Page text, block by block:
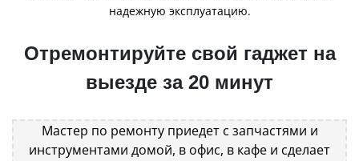
надежную эксплуатацию.
Отремонтируйте свой гаджет на
выезде за 20 минут
Мастер по ремонту приедет с запчастями и
инструментами домой, в офис, в кафе и сделает